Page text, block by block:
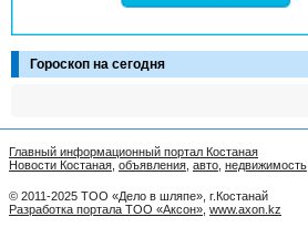
Гороскоп на сегодня
Главный информационный портал Костаная
Новости Костаная объявления авто недвижимость
© 2011-2025 ТОО «Дело в шляпе», г.Костанай
Разработка портала ТОО «Аксон» www.axon.kz